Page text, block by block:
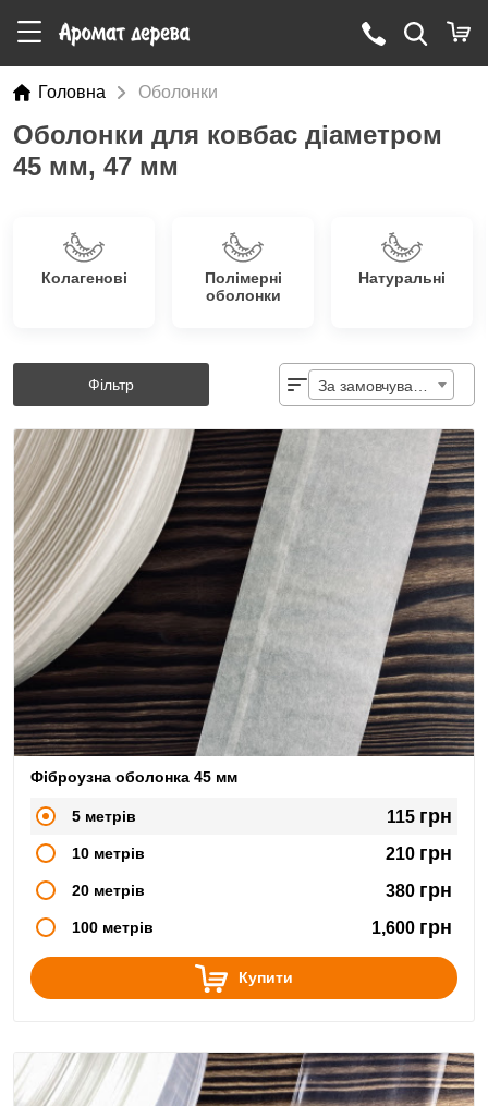
Головна Оболонки
Оболонки для ковбас діаметром
45 мм, 47 мм
Колагенові
Полімерні
оболонки
Натуральні
Фільтр
Фіброузна оболонка 45 мм
5 метрів 115 грн
10 метрів 210 грн
20 метрів 380 грн
100 метрів 1,600 грн
Купити